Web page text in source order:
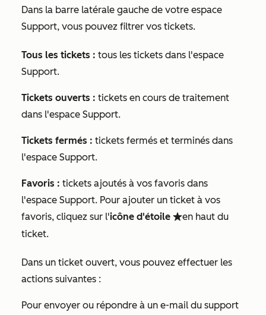
Dans la barre latérale gauche de votre espace
Support, vous pouvez filtrer vos tickets.
Tous les tickets : tous les tickets dans l'espace
Support.
Tickets ouverts : tickets en cours de traitement
dans l'espace Support.
Tickets fermés : tickets fermés et terminés dans
l'espace Support.
Favoris : tickets ajoutés à vos favoris dans
l'espace Support. Pour ajouter un ticket à vos
favoris, cliquez sur l'icône d'étoile favoriteen haut du
ticket.
Dans un ticket ouvert, vous pouvez effectuer les
actions suivantes :
Pour envoyer ou répondre à un e-mail du support